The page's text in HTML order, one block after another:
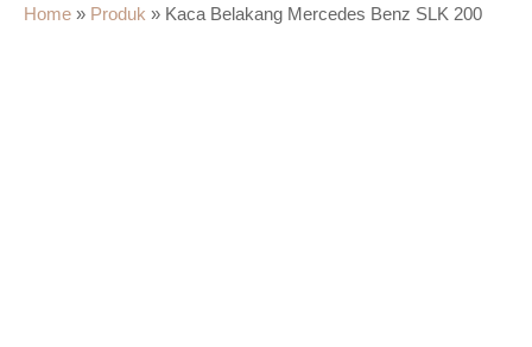
Home » Produk » Kaca Belakang Mercedes Benz SLK 200